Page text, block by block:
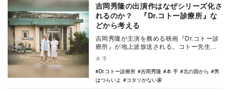
吉岡秀隆の出演作はなぜシリーズ化さ
れるのか？ 『Dr.コトー診療所』な
どから考える
吉岡秀隆が主演を務める映画『Dr.コトー診
療所』が地上波放送される。コトー先生を
演じる吉岡といえば、2023年10月期に日本
テレ…
本 手
Dr.コトー診療所
吉岡秀隆 本 手 北の国から
男
はつらいよ
コタツがない家